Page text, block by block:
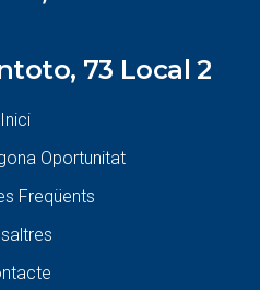
73 Local 2
Inici
Oportunitat
Freqüents